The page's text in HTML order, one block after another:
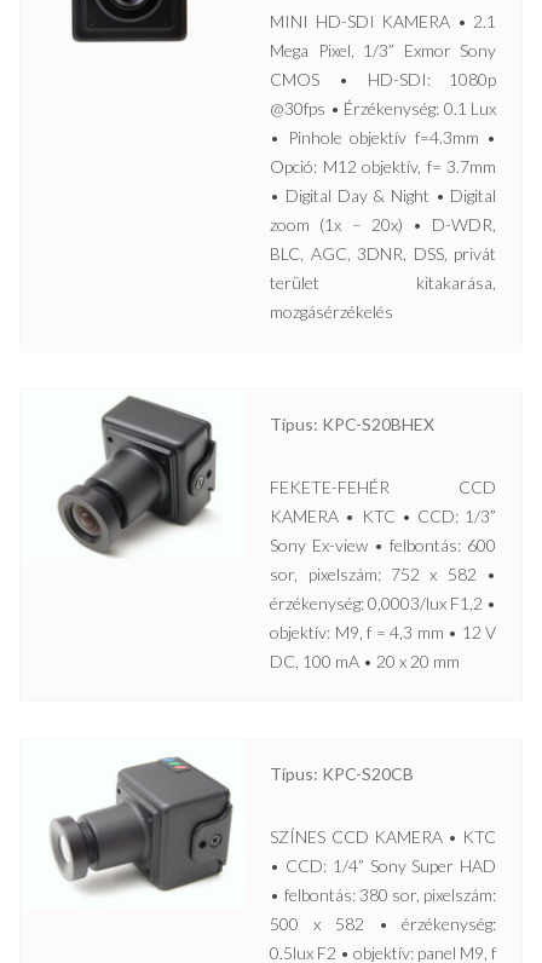
MINI HD-SDI KAMERA • 2.1
Mega Pixel, 1/3” Exmor Sony
CMOS • HD-SDI: 1080p
@30fps • Érzékenység: 0.1 Lux
• Pinhole objektív f=4.3mm •
Opció: M12 objektív, f= 3.7mm
• Digital Day & Night • Digital
zoom (1x – 20x) • D-WDR,
BLC, AGC, 3DNR, DSS, privát
terület kitakarása,
mozgásérzékelés
Típus: KPC-S20BHEX
FEKETE-FEHÉR CCD
KAMERA • KTC • CCD: 1/3”
Sony Ex-view • felbontás: 600
sor, pixelszám: 752 x 582 •
érzékenység: 0,0003/lux F1,2 •
objektív: M9, f = 4,3 mm • 12 V
DC, 100 mA • 20 x 20 mm
Típus: KPC-S20CB
SZÍNES CCD KAMERA • KTC
• CCD: 1/4” Sony Super HAD
• felbontás: 380 sor, pixelszám:
500 x 582 • érzékenység:
0.5lux F2 • objektív: panel M9, f